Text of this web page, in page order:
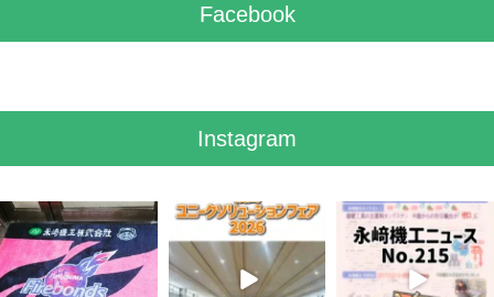
Facebook
Instagram
7月 28
7 0
7月 27
6
7月 3
5 0